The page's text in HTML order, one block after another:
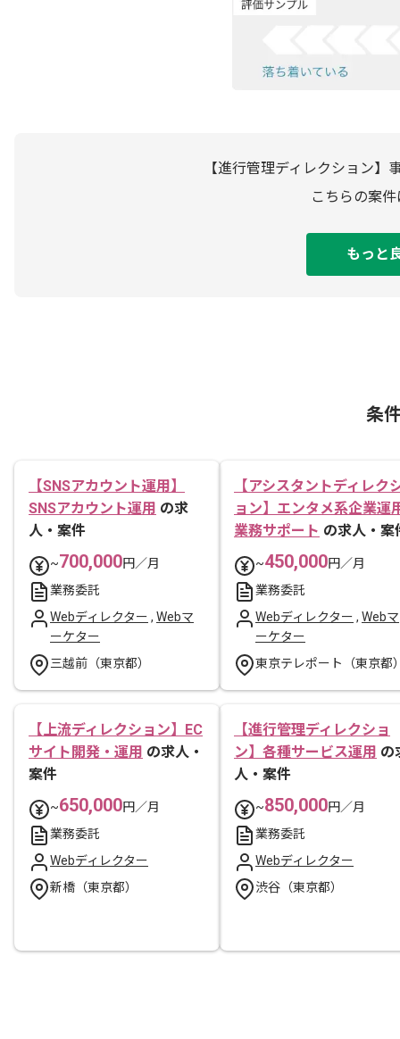
【進行管理ディレクション
こちらの案
もっと
条
【SNSアカウント運用】
SNSアカウント運用 の求
人・案件
~700,000円／月
業務委託
Webディレクター , Webマ
ーケター
三越前（東京都）
【アシスタントディレク
ョン】エンタメ系企業運
業務サポート の求人・案
~450,000円／月
業務委託
Webディレクター , Webマ
ーケター
東京テレポート（東京都
【上流ディレクション】EC
サイト開発・運用 の求人・
案件
~650,000円／月
業務委託
Webディレクター
新橋（東京都）
【進行管理ディレクショ
ン】各種サービス運用 の
人・案件
~850,000円／月
業務委託
Webディレクター
渋谷（東京都）